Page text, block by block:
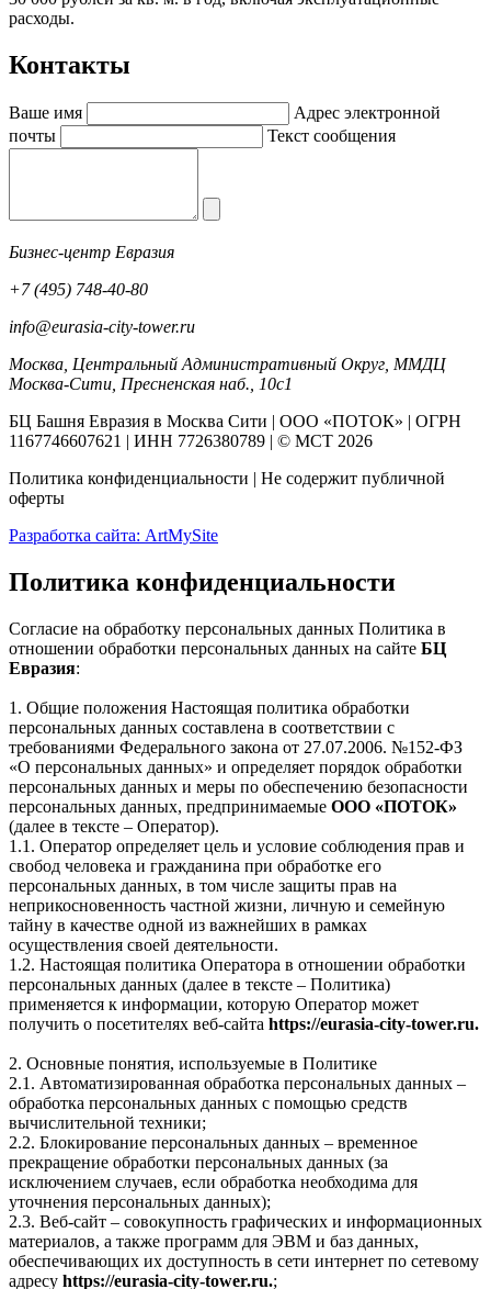
расходы.
Контакты
Ваше имя
Адрес электронной
почты
Текст сообщения
Бизнес-центр Евразия
+7 (495) 748-40-80
info@eurasia-city-tower.ru
Москва, Центральный Административный Округ, ММДЦ
Москва-Сити, Пресненская наб., 10с1
БЦ Башня Евразия в Москва Сити | ООО «ПОТОК» | ОГРН
1167746607621 | ИНН 7726380789 | © МСТ 2026
Политика конфиденциальности | Не содержит публичной
оферты
Разработка сайта: ArtMySite
Политика конфиденциальности
Согласие на обработку персональных данных Политика в
отношении обработки персональных данных на сайте БЦ
Евразия:
1. Общие положения Настоящая политика обработки
персональных данных составлена в соответствии с
требованиями Федерального закона от 27.07.2006. №152-ФЗ
«О персональных данных» и определяет порядок обработки
персональных данных и меры по обеспечению безопасности
персональных данных, предпринимаемые ООО «ПОТОК»
(далее в тексте – Оператор).
1.1. Оператор определяет цель и условие соблюдения прав и
свобод человека и гражданина при обработке его
персональных данных, в том числе защиты прав на
неприкосновенность частной жизни, личную и семейную
тайну в качестве одной из важнейших в рамках
осуществления своей деятельности.
1.2. Настоящая политика Оператора в отношении обработки
персональных данных (далее в тексте – Политика)
применяется к информации, которую Оператор может
получить о посетителях веб-сайта https://eurasia-city-tower.ru.
2. Основные понятия, используемые в Политике
2.1. Автоматизированная обработка персональных данных –
обработка персональных данных с помощью средств
вычислительной техники;
2.2. Блокирование персональных данных – временное
прекращение обработки персональных данных (за
исключением случаев, если обработка необходима для
уточнения персональных данных);
2.3. Веб-сайт – совокупность графических и информационных
материалов, а также программ для ЭВМ и баз данных,
обеспечивающих их доступность в сети интернет по сетевому
адресу https://eurasia-city-tower.ru.;